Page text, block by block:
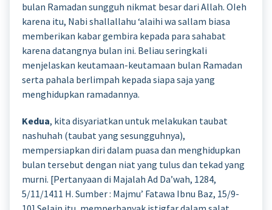
bulan Ramadan sungguh nikmat besar dari Allah. OIeh
karena itu, Nabi shallallahu ‘alaihi wa sallam biasa
memberikan kabar gembira kepada para sahabat
karena datangnya bulan ini. Beliau seringkali
menjelaskan keutamaan-keutamaan bulan Ramadan
serta pahala berlimpah kepada siapa saja yang
menghidupkan ramadannya.
Kedua, kita disyariatkan untuk melakukan taubat
nashuhah (taubat yang sesungguhnya),
mempersiapkan diri dalam puasa dan menghidupkan
bulan tersebut dengan niat yang tulus dan tekad yang
murni. [Pertanyaan di Majalah Ad Da’wah, 1284,
5/11/1411 H. Sumber : Majmu’ Fatawa Ibnu Baz, 15/9-